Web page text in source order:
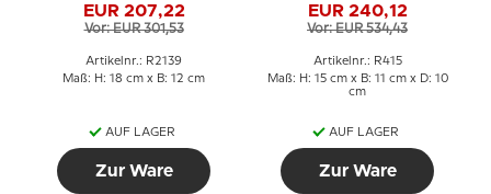
2139
EUR 207,22
Vor: EUR 301,53
Artikelnr.: R2139
Maß: H: 18 cm x B: 12 cm
AUF LAGER
Zur Ware
EUR 240,12
Vor: EUR 534,43
Artikelnr.: R415
Maß: H: 15 cm x B: 11 cm x D: 10
cm
AUF LAGER
Zur Ware